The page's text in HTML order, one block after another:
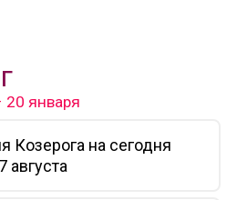
20 января
Козерога на сегодня
7 августа